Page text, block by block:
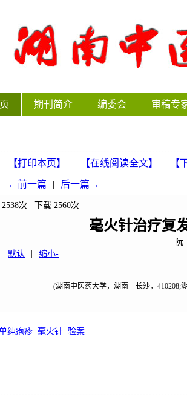
期刊简介 编委会 审稿专
【打印本页】 【在线阅读全文】 【
←前一篇 | 后一篇→
2538次 下载 2560次
毫火针治疗复
默认 缩小-
(湖南中医药大学，湖南 长沙，410208;
纯疱疹 毫火针 验案